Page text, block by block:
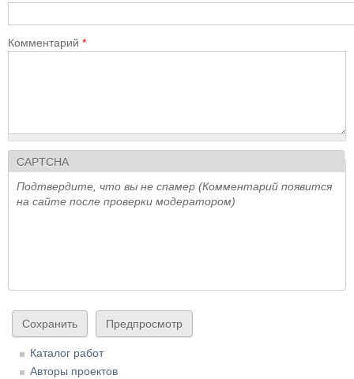
Комментарий *
CAPTCHA
Подтвердите, что вы не спамер (Комментарий появится
на сайте после проверки модератором)
Каталог работ
Авторы проектов